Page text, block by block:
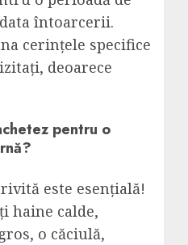
întoarcerii.
cerințele specifice
deoarece
pentru o
este esențială!
haine calde,
o căciulă,